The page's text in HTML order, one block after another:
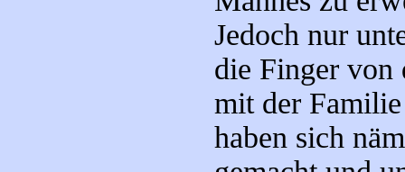
Jedoch nur
die Finger von
mit der
haben sich